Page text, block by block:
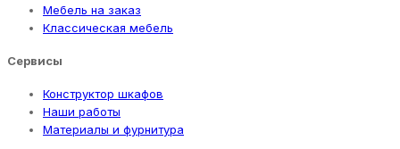
Мебель на заказ
Классическая мебель
Сервисы
Конструктор шкафов
Наши работы
Материалы и фурнитура